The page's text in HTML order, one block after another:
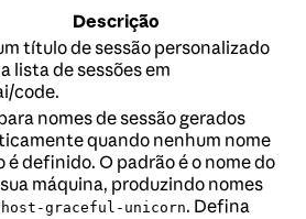
Descrição
título de sessão personalizado
lista de sessões em
code.
nomes de sessão gerados
quando nenhum nome
é definido. O padrão é o nome do
máquina, produzindo nomes
graceful-unicorn. Defina